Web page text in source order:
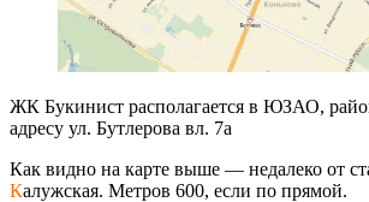
ЖК Букинист располагается в ЮЗАО,
адресу ул. Бутлерова вл. 7а
Как видно на карте выше — недалеко от
Калужская. Метров 600, если по прямой.